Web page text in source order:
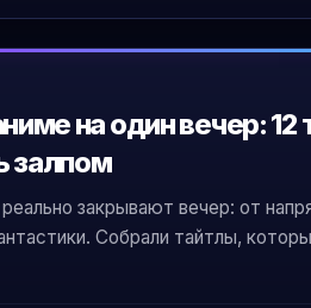
на один вечер: 12
залпом
закрывают вечер: от
Собрали тайтлы,